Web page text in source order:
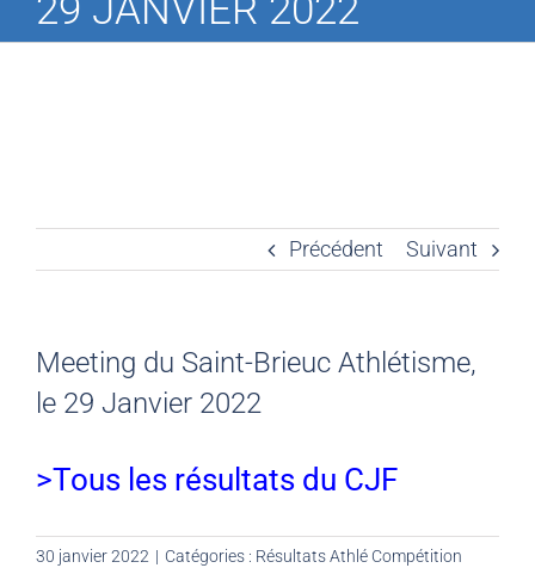
29 JANVIER 2022
Précédent Suivant
Meeting du Saint-Brieuc Athlétisme,
le 29 Janvier 2022
>Tous les résultats du CJF
30 janvier 2022 | Catégories : Résultats Athlé Compétition